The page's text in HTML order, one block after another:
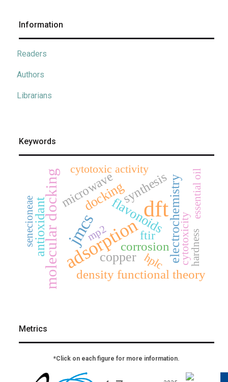
Information
Readers
Authors
Librarians
Keywords
dft
adsorption
jmcs
molecular docking copper
antioxidant electrochemistry
flavonoids
docking
density functional theory
microwave
corrosion
synthesis
ftir cytotoxicity
hplc
cytotoxic activity
senecioneae
essential oil
hardness
mp2
Metrics
*Click on each figure for more information.